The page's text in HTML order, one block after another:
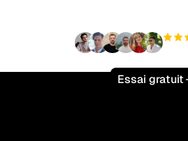
Essai gratuit